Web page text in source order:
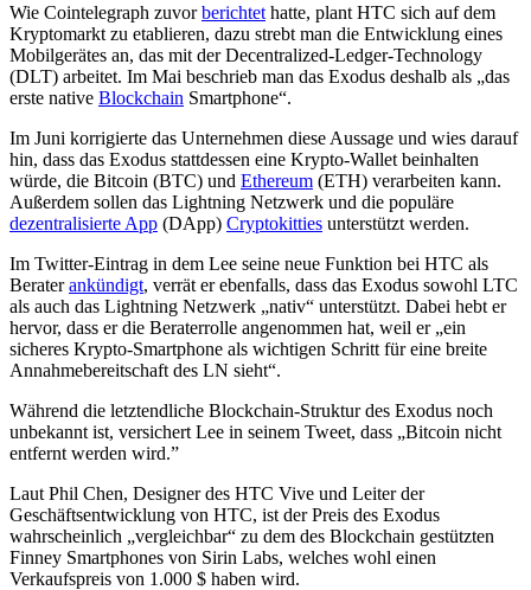
Wie Cointelegraph zuvorberichtet hatte, plant HTC sich auf dem
Kryptomarkt zu etablieren, dazu strebt man die Entwicklung eines
Mobilgerätes an, das mit der Decentralized-Ledger-Technology
(DLT) arbeitet. Im Mai beschrieb man das Exodus deshalb als „das
erste native Blockchain Smartphone“.
Im Juni korrigierte das Unternehmen diese Aussage und wies darauf
hin, dass das Exodus stattdessen eine Krypto-Wallet beinhalten
würde, die Bitcoin (BTC) und Ethereum (ETH) verarbeiten kann.
Außerdem sollen das Lightning Netzwerk und die populäre
dezentralisierte App (DApp) Cryptokitties unterstützt werden.
Im Twitter-Eintrag in dem Lee seine neue Funktion bei HTC als
Beraterankündigt, verrät er ebenfalls, dass das Exodus sowohl LTC
als auch das Lightning Netzwerk „nativ“ unterstützt. Dabei hebt er
hervor, dass er die Beraterrolle angenommen hat, weil er „ein
sicheres Krypto-Smartphone als wichtigen Schritt für eine breite
Annahmebereitschaft des LN sieht“.
Während die letztendliche Blockchain-Struktur des Exodus noch
unbekannt ist, versichert Lee in seinem Tweet, dass „Bitcoin nicht
entfernt werden wird.”
Laut Phil Chen, Designer des HTC Vive und Leiter der
Geschäftsentwicklung von HTC, ist der Preis des Exodus
wahrscheinlich „vergleichbar“ zu dem des Blockchain gestützten
Finney Smartphones von Sirin Labs, welches wohl einen
Verkaufspreis von 1.000 $ haben wird.